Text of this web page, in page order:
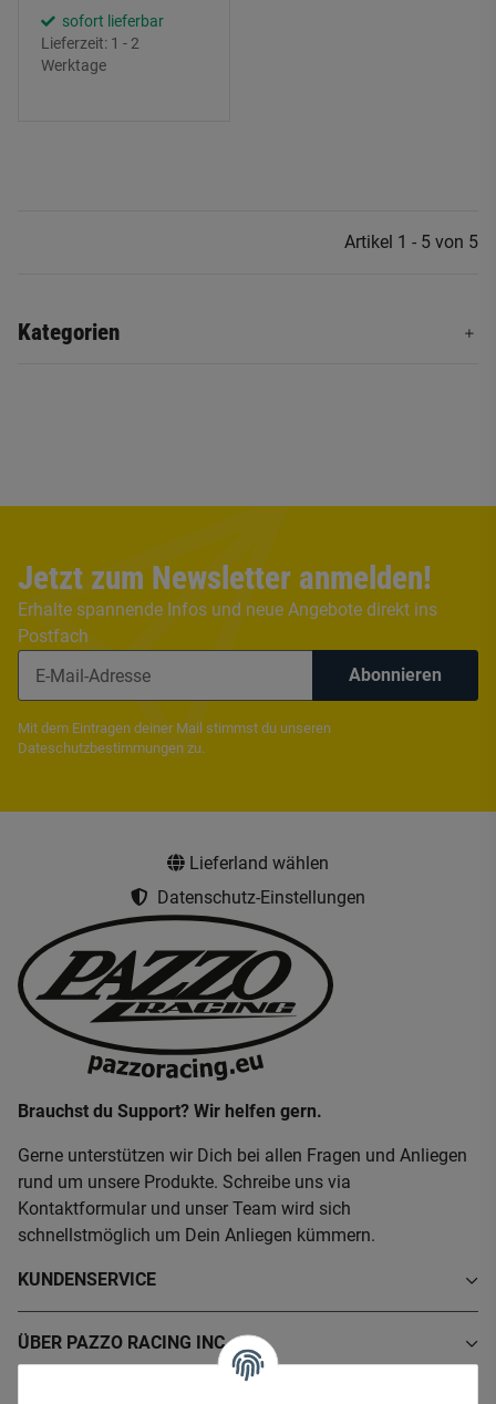
sofort lieferbar
Lieferzeit: 1 - 2
Werktage
Artikel 1 - 5 von 5
Kategorien
Jetzt zum Newsletter anmelden!
Erhalte spannende Infos und neue Angebote direkt ins
Postfach
Abonnieren
Mit dem Eintragen deiner Mail stimmst du unseren
Dateschutzbestimmungen zu.
Lieferland wählen
Datenschutz-Einstellungen
Brauchst du Support? Wir helfen gern.
Gerne unterstützen wir Dich bei allen Fragen und Anliegen
rund um unsere Produkte. Schreibe uns via
Kontaktformular und unser Team wird sich
schnellstmöglich um Dein Anliegen kümmern.
KUNDENSERVICE
ÜBER PAZZO RACING INC.